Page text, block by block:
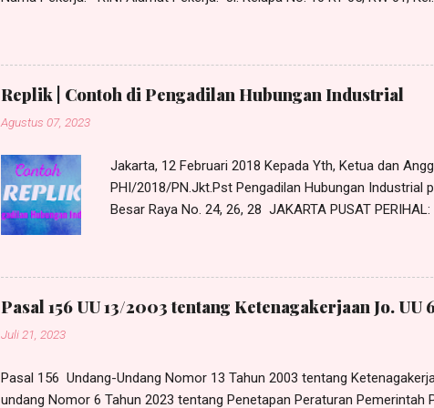
30 Maret 2023 pekerja tidak masuk kerja, namun pada tanggal 29
masuk kerja untuk tanggal 30 Maret 2023 kepada atasan langsung
ijin untuk membawa anak pekerja ke rumah sakit operasi benjolan di
adalah tidak ...
Replik | Contoh di Pengadilan Hubungan Industrial
Agustus 07, 2023
Jakarta, 12 Februari 2018 Kepada Yth, Ketua dan
PHI/2018/PN.Jkt.Pst Pengadilan Hubungan Industrial
Besar Raya No. 24, 26, 28 JAKARTA PUSAT
beralamat di Jl. Masjid Al-Akbar Bunder I No. 119A
580, e-Mail: harrismanalu3@gmail.com, berdasarkan
bertindak untuk dan atas nama SULASTRI sebagai
PHI/2018/PN.Jkt.Pst, dengan ini mengajukan REPLIK,
Pasal 156 UU 13/2003 tentang Ketenagakerjaan Jo.
Juli 21, 2023
Pasal 156 Undang-Undang Nomor 13 Tahun 2003 tentang
undang Nomor 6 Tahun 2023 tentang Penetapan Peraturan Pemerintah